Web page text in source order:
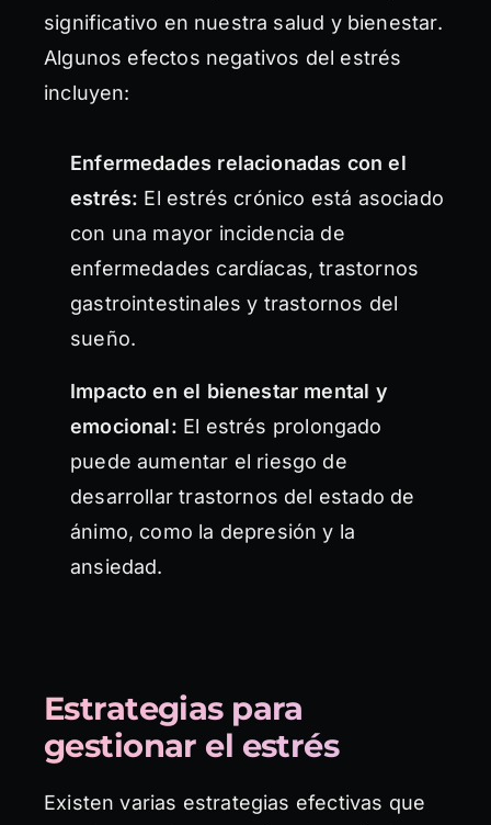
significativo en nuestra salud y bienestar.
Algunos efectos negativos del estrés
incluyen:
Enfermedades relacionadas con el
estrés: El estrés crónico está asociado
con una mayor incidencia de
enfermedades cardíacas, trastornos
gastrointestinales y trastornos del
sueño.
Impacto en el bienestar mental y
emocional: El estrés prolongado
puede aumentar el riesgo de
desarrollar trastornos del estado de
ánimo, como la depresión y la
ansiedad.
Estrategias para
gestionar el estrés
Existen varias estrategias efectivas que